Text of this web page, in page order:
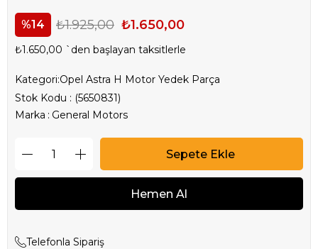
14 ₺1.925,00 ₺1.650,00
₺1.650,00 `den başlayan taksitlerle
Kategori:Opel Astra H Motor Yedek Parça
Stok Kodu
(5650831)
Marka : General Motors
Telefonla Sipariş